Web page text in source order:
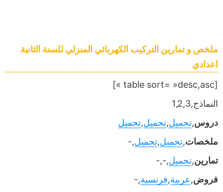
ملخص و تمارين التركيب الكهربائي المنزلي للسنة الثانية
اعدادي
[table sort= »desc,asc »]
النماذج,1,2,3
دروس,تحميل,تحميل,تحميل
ملخصات,تحميل,تحميل,-
تمارين,تحميل,-,-
فروض,عربية,فرنسية,-